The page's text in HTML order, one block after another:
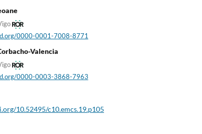
0000-0001-7008-8771
Valencia
0000-0003-3868-7963
10.52495/c10.emcs.19.p105